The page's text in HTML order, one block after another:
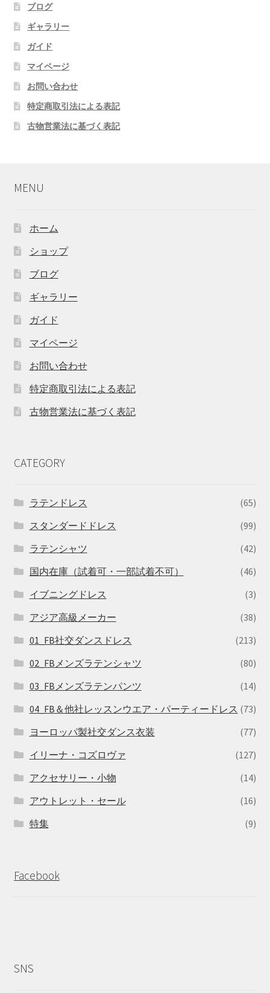
ブログ
ギャラリー
ガイド
マイページ
お問い合わせ
特定商取引法による表記
古物営業法に基づく表記
MENU
ホーム
ショップ
ブログ
ギャラリー
ガイド
マイページ
お問い合わせ
特定商取引法による表記
古物営業法に基づく表記
CATEGORY
ラテンドレス
(65)
スタンダードドレス
(99)
ラテンシャツ
(42)
国内在庫（試着可・一部試着不可）
(46)
イブニングドレス
(3)
アジア高級メーカー
(38)
01_FB社交ダンスドレス
(213)
02_FBメンズラテンシャツ
(80)
03_FBメンズラテンパンツ
(14)
04_FB＆他社レッスンウエア・パーティードレス (73)
ヨーロッパ製社交ダンス衣装
(77)
イリーナ・コズロヴァ
(127)
アクセサリー・小物
(14)
アウトレット・セール
(16)
特集
(9)
Facebook
SNS